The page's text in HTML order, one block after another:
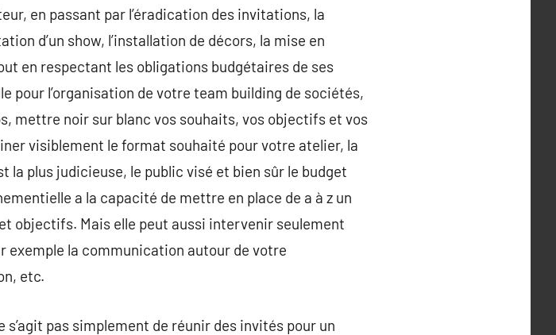
en passant par l’éradication des invitations, la
d’un show, l’installation de décors, la mise en
en respectant les obligations budgétaires de ses
pour l’organisation de votre team building de sociétés,
mettre noir sur blanc vos souhaits, vos objectifs et vos
visiblement le format souhaité pour votre atelier, la
la plus judicieuse, le public visé et bien sûr le budget
a la capacité de mettre en place de a à z un
objectifs. Mais elle peut aussi intervenir seulement
la communication autour de votre
etc.
pas simplement de réunir des invités pour un